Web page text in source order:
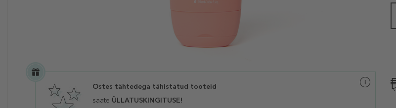
Ostes tähtedega tähistatud tooteid
saate ÜLLATUSKINGITUSE!